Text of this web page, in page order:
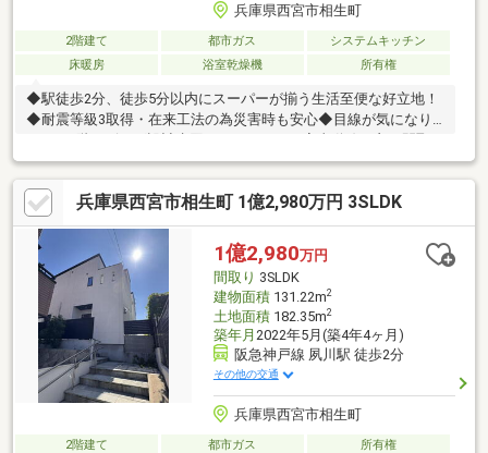
兵庫県西宮市相生町
2階建て 都市ガス
システムキッチン
床暖房
浴室乾燥機 所有権
◆駅徒歩2分、徒歩5分以内にスーパーが揃う生活至便な好立地！
◆耐震等級3取得・在来工法の為災害時も安心◆目線が気になり
にくい2階リビング設計水回りがまとまった家事動線の良い間取り
です。三面採光の為、日当たり・通風・採光良好！◆LDK、キッ
チンにガス式床暖房完備！◆大容量のSICやWIC、扉付きのパント
リー等収納充実！◆全部屋ペアガラスの為気密性良好！◆車通り
の少ない前面道路の為お子様連れの方も安心！◆駅近ですがとて
も静かな住みやすい住環境です◆2階から遠隔で扉の解錠可能・
夙川小学校…徒歩7分・成城石井…徒歩3分・ダイエーグルメシテ
ィ…徒歩4分・コープ夙川…徒歩10分
兵庫県西宮市相生町 1億2,980万円 3SLDK
1億2,980万円
間取り 3SLDK
建物面積131.22m2
土地面積182.35m2
築年月 2022年5月(築4年4ヶ月)
阪急神戸線 夙川駅 徒歩2分
その他の交通
兵庫県西宮市相生町
2階建て 都市ガス 所有権